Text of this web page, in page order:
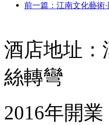
酒店地址：
絲轉彎
2016年開